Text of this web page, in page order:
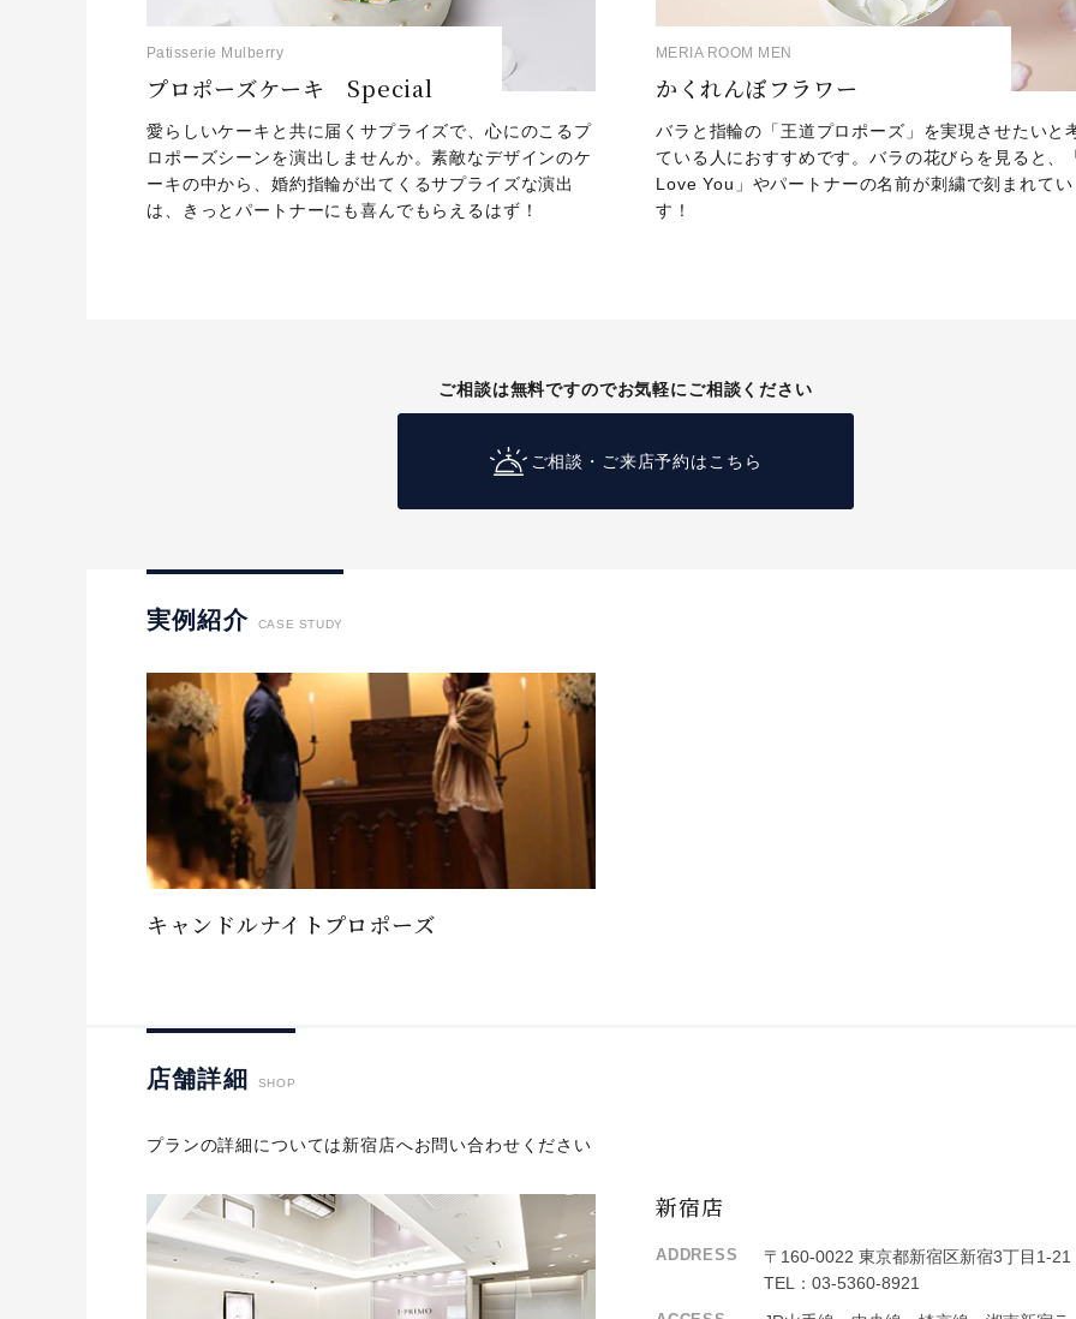
Patisserie Mulberry
プロポーズケーキ Special
愛らしいケーキと共に届くサプライズで、心にのこるプ
ロポーズシーンを演出しませんか。素敵なデザインのケ
ーキの中から、婚約指輪が出てくるサプライズな演出
は、きっとパートナーにも喜んでもらえるはず！
MERIA ROOM MEN
かくれんぼフラワー
バラと指輪の「王道プロポーズ」を実現させたいと
ている人におすすめです。バラの花びらを見ると、
Love You」やパートナーの名前が刺繍で刻まれて
す！
ご相談は無料ですのでお気軽にご相談ください
ご相談・ご来店予約はこちら
実例紹介 CASE STUDY
キャンドルナイトプロポーズ
店舗詳細 SHOP
プランの詳細については新宿店へお問い合わせください
新宿店
ADDRESS 〒 160-0022 東京都新宿区新宿3丁目1-21
TEL： 03-5360-8921